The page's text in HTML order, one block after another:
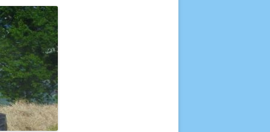
BLAISE NE
FERME DU SONNEUR
TOUVIÈRE – CHOUX
FERME DES HAUTS DE MARLIOZ
BUDÉ APRÈS DEMAIN!